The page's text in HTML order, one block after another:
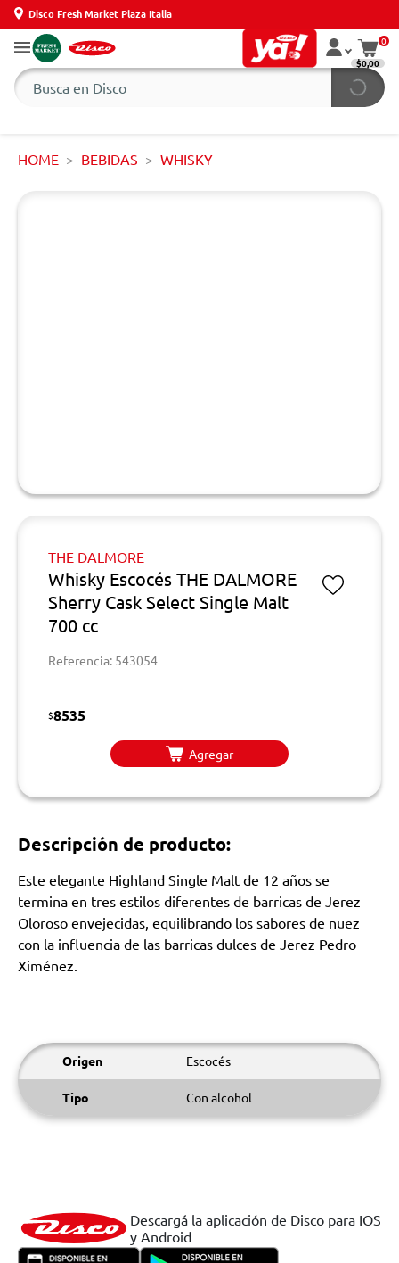
Disco Fresh Market Plaza Italia
0
$0,00
HOME BEBIDAS WHISKY
THE DALMORE
Whisky Escocés THE DALMORE
Sherry Cask Select Single Malt
700 cc
Referencia: 543054
$8535
Agregar
Descripción de producto:
Este elegante Highland Single Malt de 12 años se
termina en tres estilos diferentes de barricas de Jerez
Oloroso envejecidas, equilibrando los sabores de nuez
con la influencia de las barricas dulces de Jerez Pedro
Ximénez.
Origen Escocés
Tipo Con alcohol
Descargá la aplicación de Disco para IOS
y Android